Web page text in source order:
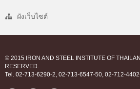
ผังเว็บไซต์
© 2015 IRON AND STEEL INSTITUTE OF
RESERVED.
Tel. 02-713-6290-2, 02-713-6547-50, 02-712-